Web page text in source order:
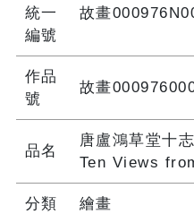
統一
編號
故畫
作品
號
故畫
品名
唐盧鴻草堂十
Ten Views
分類 繪畫